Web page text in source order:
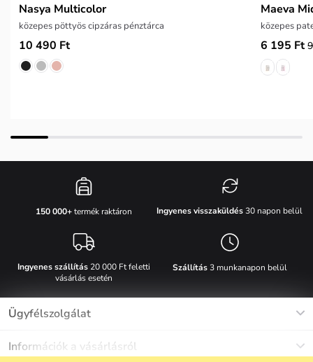
Nasya Multicolor
közepes pöttyös cipzáras pénztárca
10 490 Ft
Maeva
közepes
6 195 Ft
150 000+termék raktáron Ingyenes visszaküldés30 napon belül
Ingyenes szállítás20 000 Ft feletti
vásárlás esetén
Szállítás3 munkanapon belül
Ügyfélszolgálat
Információk a vásárlásról